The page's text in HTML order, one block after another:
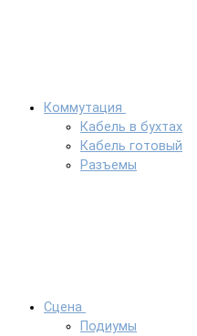
Коммутация
Кабель в бухтах
Кабель готовый
Разъемы
Сцена
Подиумы